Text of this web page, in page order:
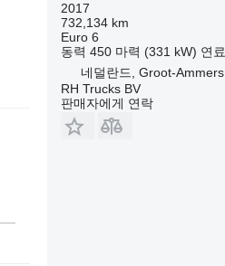
2017
732,134 km
Euro 6
동력 450 마력 (331 kW) 연료
네덜란드, Groot-Ammers
RH Trucks BV
판매자에게 연락